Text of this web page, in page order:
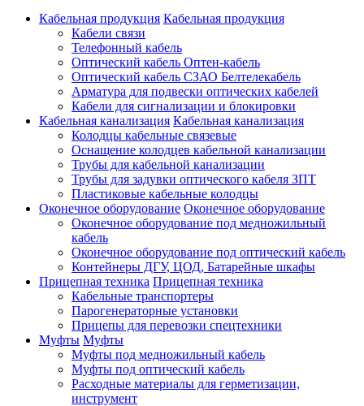
Кабельная продукция Кабельная продукция
Кабели связи
Телефонный кабель
Оптический кабель Оптен-кабель
Оптический кабель СЗАО Белтелекабель
Арматура для подвески оптических кабелей
Кабели для сигнализации и блокировки
Кабельная канализация Кабельная канализация
Колодцы кабельные связевые
Оснащение колодцев кабельной канализации
Трубы для кабельной канализации
Трубы для задувки оптического кабеля ЗПТ
Пластиковые кабельные колодцы
Оконечное оборудование Оконечное оборудование
Оконечное оборудование под медножильный
кабель
Оконечное оборудование под оптический кабель
Контейнеры ДГУ, ЦОД, Батарейные шкафы
Прицепная техника Прицепная техника
Кабельные транспортеры
Парогенераторные установки
Прицепы для перевозки спецтехники
Муфты Муфты
Муфты под медножильный кабель
Муфты под оптический кабель
Расходные материалы для герметизации,
инструмент